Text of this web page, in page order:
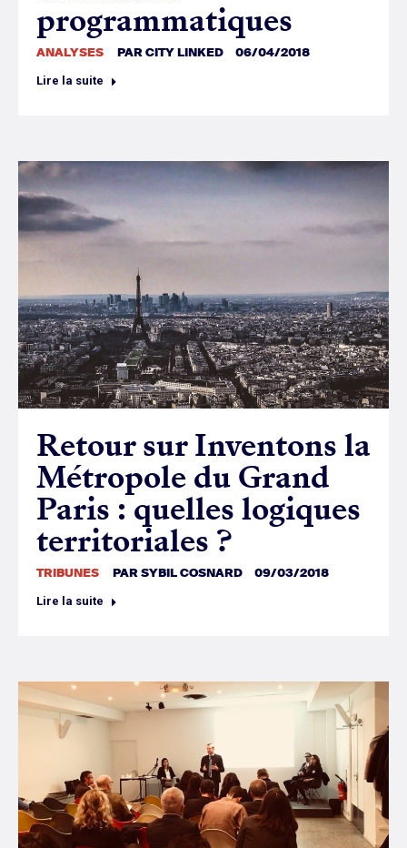
programmatiques
ANALYSES PARCITY LINKED 06/04/2018
Lire la suite
Retour sur Inventons la
Métropole du Grand
Paris : quelles logiques
territoriales ?
TRIBUNES PARSYBIL COSNARD 09/03/2018
Lire la suite